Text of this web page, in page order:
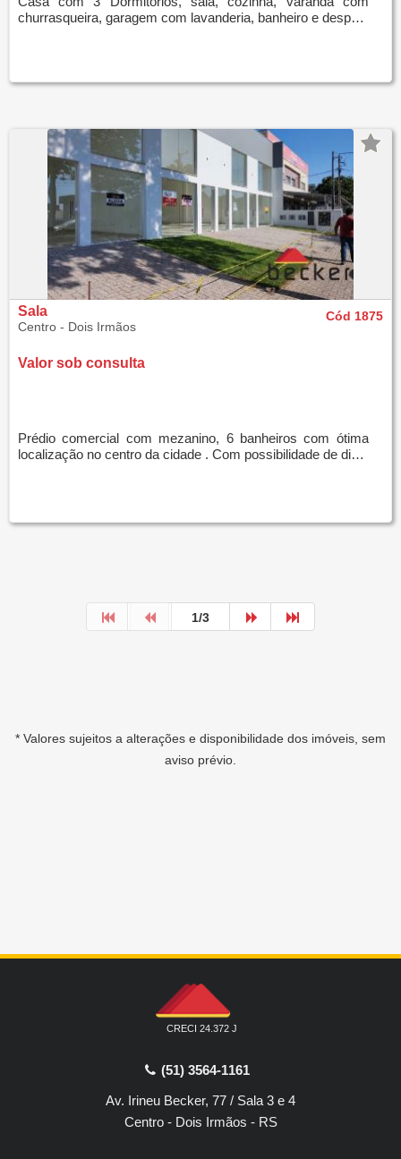
churrasqueira, garagem com lavanderia, banheiro e despensa. Lugar tranquilo e próximo do centro d
Sala
Centro - Dois Irmãos
Cód 1875
Valor sob consulta
Prédio comercial com mezanino, 6 banheiros com ótima
localização no centro da cidade . Com possibilidade de dividir em 3 salas menores. **** Entre
1/3
* Valores sujeitos a alterações e disponibilidade dos imóveis, sem
aviso prévio.
CRECI 24.372 J
(51) 3564-1161
Av. Irineu Becker, 77 / Sala 3 e 4
Centro - Dois Irmãos - RS